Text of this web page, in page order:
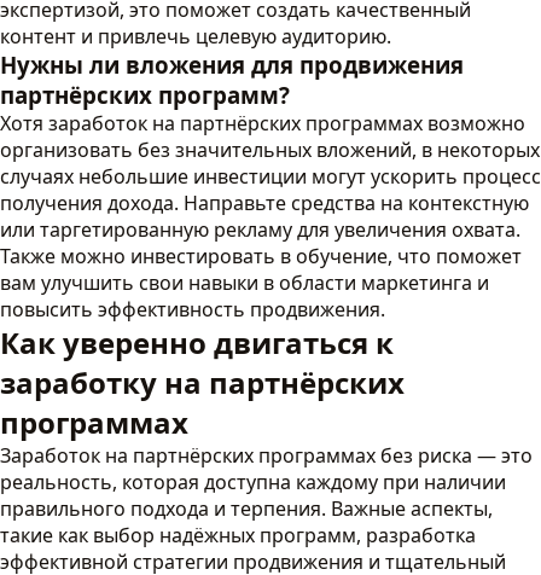
экспертизой, это поможет создать качественный
контент и привлечь целевую аудиторию.
Нужны ли вложения для продвижения
партнёрских программ?
Хотя заработок на партнёрских программах возможно
организовать без значительных вложений, в некоторых
случаях небольшие инвестиции могут ускорить процесс
получения дохода. Направьте средства на контекстную
или таргетированную рекламу для увеличения охвата.
Также можно инвестировать в обучение, что поможет
вам улучшить свои навыки в области маркетинга и
повысить эффективность продвижения.
Как уверенно двигаться к
заработку на партнёрских
программах
Заработок на партнёрских программах без риска — это
реальность, которая доступна каждому при наличии
правильного подхода и терпения. Важные аспекты,
такие как выбор надёжных программ, разработка
эффективной стратегии продвижения и тщательный